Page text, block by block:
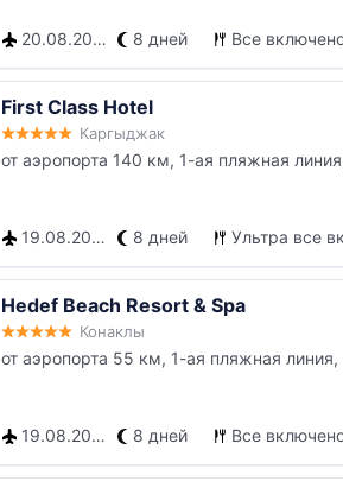
20.08.2026 8 дней Все
First Class Hotel
Каргыджак
от аэропорта 140 км, 1-ая пляжная
19.08.2026 8 дней Ультра все включено
Hedef Beach Resort & Spa
Конаклы
от аэропорта 55 км, 1-ая пляжная
19.08.2026 8 дней Все